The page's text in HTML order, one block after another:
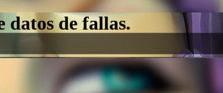
datos de fallas.